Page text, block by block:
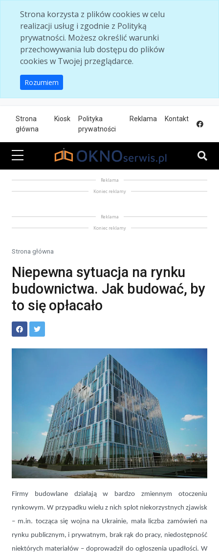
Strona korzysta z plików cookies w celu
realizacji usług i zgodnie z Polityką
prywatności. Możesz określić warunki
przechowywania lub dostępu do plików
cookies w Twojej przeglądarce.
Rozumiem
Strona
główna
Kiosk
Polityka
prywatności
Reklama Kontakt
Reklama
Koniec reklamy
Reklama
Koniec reklamy
Strona główna
Niepewna sytuacja na rynku
budownictwa. Jak budować, by
to się opłacało
opłacało
Firmy budowlane działają w bardzo zmiennym otoczeniu
rynkowym. W przypadku wielu z nich splot niekorzystnych zjawisk
– m.in. tocząca się wojna na Ukrainie, mała liczba zamówień na
rynku publicznym, i prywatnym, brak rąk do pracy, niedostępność
niektórych materiałów – doprowadził do ogłoszenia upadłości. W